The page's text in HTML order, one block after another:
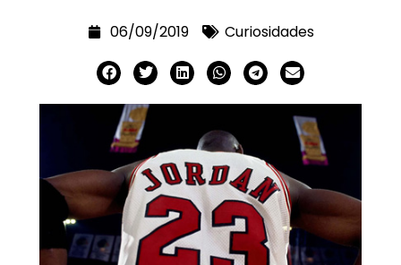
06/09/2019 Curiosidades